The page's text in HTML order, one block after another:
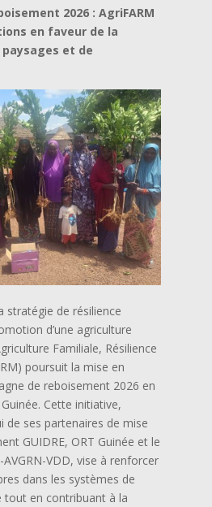
2026 : AgriFARM
en faveur de la
et de
stratégie de résilience
d’une agriculture
Familiale, Résilience
poursuit la mise en
de reboisement 2026 en
Cette initiative,
de ses partenaires de mise
GUIDRE, ORT Guinée et le
VDD, vise à renforcer
dans les systèmes de
tout en contribuant à la